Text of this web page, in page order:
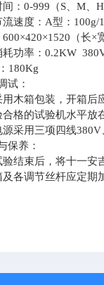
间：0-999（S、M、
流速度：A型：
600×420×1520（长×
耗功率：0.2KW
180Kg
试：
用木箱包装，开箱
合格的试验机水平
源采用三项四线380V
保养：
验结束后，将十一安
及各调节丝杆应定期